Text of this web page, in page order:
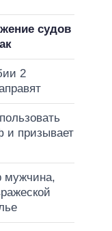
судов
2
и призывает
мужчина,